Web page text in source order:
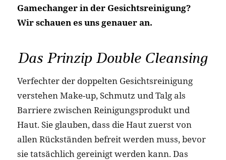
Gamechanger in der Gesichtsreinigung?
Wir schauen es uns genauer an.
Das Prinzip Double Cleansing
Verfechter der doppelten Gesichtsreinigung
verstehen Make-up, Schmutz und Talg als
Barriere zwischen Reinigungsprodukt und
Haut. Sie glauben, dass die Haut zuerst von
allen Rückständen befreit werden muss, bevor
sie tatsächlich gereinigt werden kann. Das